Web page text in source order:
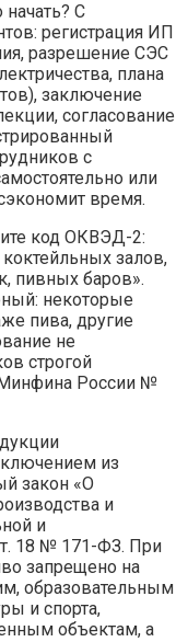
начать? С
регистрация ИП
разрешение СЭС
плана
заключение
согласование
с
или
время.
код ОКВЭД-2:
залов,
пивных баров».
некоторые
пива, другие
не
строгой
Минфина России №
из
закон «О
и
и
18 № 171-ФЗ. При
запрещено на
образовательным
и спорта,
объектам, а